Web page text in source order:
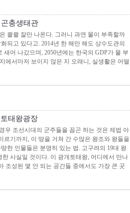
충생태관
콸콸 잘만 나온다. 그러니 과연 물이 부족할까
되고 있다고. 2014년 한 해만 해도 상수도관의
새어 나갔으며, 2050년에는 한국의 GDP가 물 부
에서마저 보이지 않은 지 오래니, 실생활은 어떨
태왕광장
우 조선시대의 군주들을 꼽곤 하는 것은 제법 아
르기까지, 이 땅을 거쳐 간 수많은 왕조와 왕들을
한 인물들은 분명히 있는 법. 고구려의 19대 왕
사실일 것이다. 이 광개토태왕, 어디에서 만나
조성된 몇 안 되는 공간들 중에서도 가장 큰 곳